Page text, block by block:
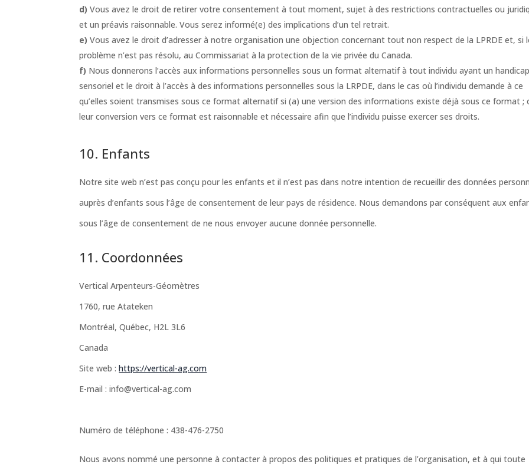
Vous avez le droit de retirer votre consentement à tout moment, sujet à des restrictions contractuelles ou
et un préavis raisonnable. Vous serez informé(e) des implications d’un tel retrait.
Vous avez le droit d’adresser à notre organisation une objection concernant tout non respect de la LPRDE et, si
problème n’est pas résolu, au Commissariat à la protection de la vie privée du Canada.
Nous donnerons l’accès aux informations personnelles sous un format alternatif à tout individu ayant un
sensoriel et le droit à l’accès à des informations personnelles sous la LRPDE, dans le cas où l’individu demande à ce
qu’elles soient transmises sous ce format alternatif si (a) une version des informations existe déjà sous ce format ;
leur conversion vers ce format est raisonnable et nécessaire afin que l’individu puisse exercer ses droits.
10. Enfants
Notre site web n’est pas conçu pour les enfants et il n’est pas dans notre intention de recueillir des données
auprès d’enfants sous l’âge de consentement de leur pays de résidence. Nous demandons par conséquent aux
sous l’âge de consentement de ne nous envoyer aucune donnée personnelle.
11. Coordonnées
Vertical Arpenteurs-Géomètres
1760, rue Atateken
Montréal, Québec, H2L 3L6
Canada
Site web :https://vertical-ag.com
E-mail :info@vertical-ag.com
Numéro de téléphone : 438-476-2750
Nous avons nommé une personne à contacter à propos des politiques et pratiques de l’organisation, et à qui toute